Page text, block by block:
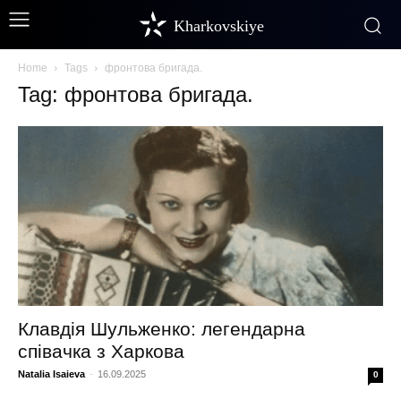
Kharkovskiye
Home Tags фронтова бригада.
Tag: фронтова бригада.
Клавдія Шульженко: легендарна
співачка з Харкова
Natalia Isaieva - 16.09.2025 0